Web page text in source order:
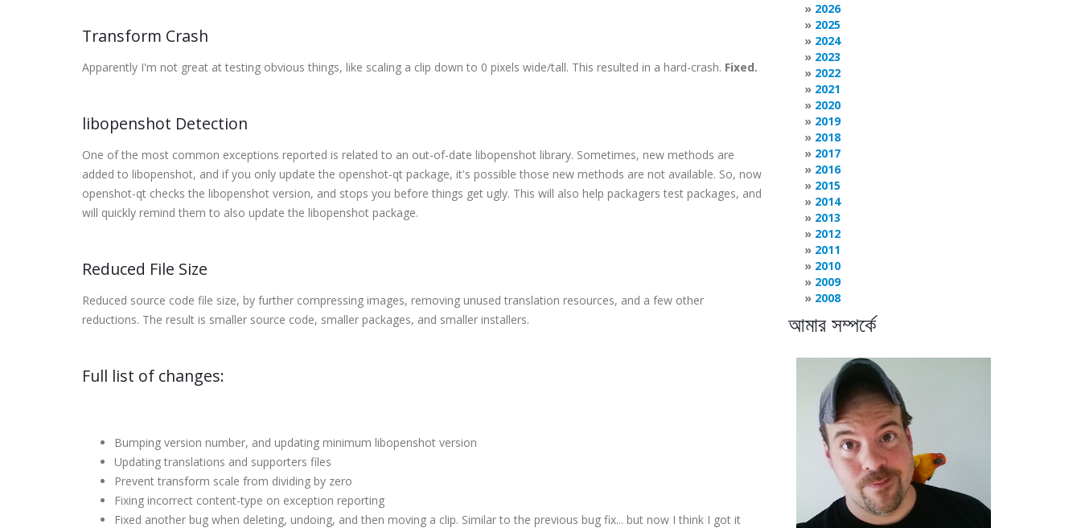
Transform Crash
Apparently I'm not great at testing obvious things, like scaling a clip down to 0 pixels wide/tall. This resulted in a hard-crash. Fixed.
libopenshot Detection
One of the most common exceptions reported is related to an out-of-date libopenshot library. Sometimes, new methods are
added to libopenshot, and if you only update the openshot-qt package, it's possible those new methods are not available. So, now
openshot-qt checks the libopenshot version, and stops you before things get ugly. This will also help packagers test packages, and
will quickly remind them to also update the libopenshot package.
Reduced File Size
Reduced source code file size, by further compressing images, removing unused translation resources, and a few other
reductions. The result is smaller source code, smaller packages, and smaller installers.
Full list of changes:
Bumping version number, and updating minimum libopenshot version
Updating translations and supporters files
Prevent transform scale from dividing by zero
Fixing incorrect content-type on exception reporting
Fixed another bug when deleting, undoing, and then moving a clip. Similar to the previous bug fix... but now I think I got it
2026
2025
2024
2023
2022
2021
2020
2019
2018
2017
2016
2015
2014
2013
2012
2011
2010
2009
2008
আমার সম্পর্কে